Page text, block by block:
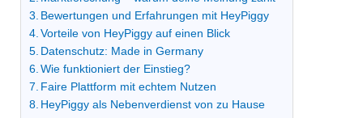
Bewertungen und Erfahrungen mit HeyPiggy
Vorteile von HeyPiggy auf einen Blick
Datenschutz: Made in Germany
Wie funktioniert der Einstieg?
Faire Plattform mit echtem Nutzen
HeyPiggy als Nebenverdienst von zu Hause